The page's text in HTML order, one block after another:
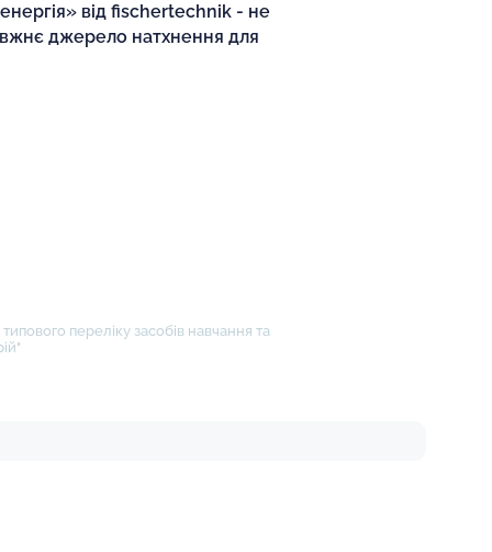
від fischertechnik - не
джерело натхнення для
переліку засобів навчання та